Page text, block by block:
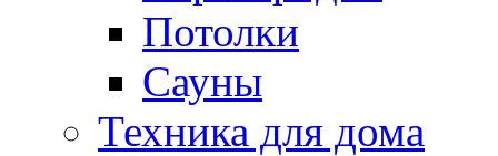
Потолки
Сауны
Техника для дома